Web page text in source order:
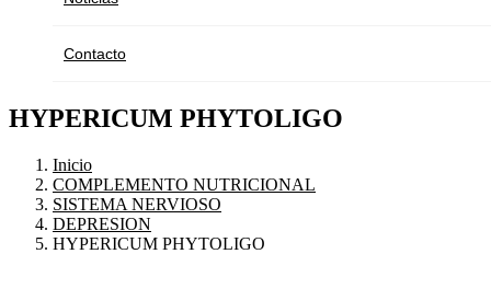
Contacto
HYPERICUM PHYTOLIGO
Inicio
COMPLEMENTO NUTRICIONAL
SISTEMA NERVIOSO
DEPRESION
HYPERICUM PHYTOLIGO